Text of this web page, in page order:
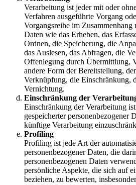
Verarbeitung ist jeder mit oder
Verfahren ausgeführte Vorgang
Vorgangsreihe im Zusammenhang
Daten wie das Erheben, das
Ordnen, die Speicherung, die
das Auslesen, das Abfragen, die
Offenlegung durch Übermittlung,
andere Form der Bereitstellung,
Verknüpfung, die Einschränkung,
Vernichtung.
Einschränkung der
Einschränkung der Verarbeitung
gespeicherter personenbezogener
künftige Verarbeitung
Profiling
Profiling ist jede Art der
personenbezogener Daten, die
personenbezogenen Daten
persönliche Aspekte, die sich auf
beziehen, zu bewerten,